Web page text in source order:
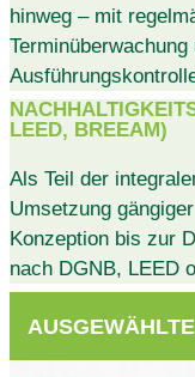
hinweg – mit
LEED, BREEAM)
Als Teil der
Umsetzung
Konzeption bis zur
nach DGNB, LEED